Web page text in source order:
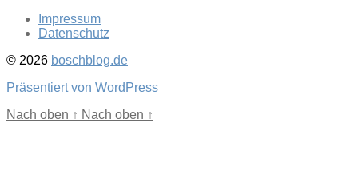
Impressum
Datenschutz
© 2026 boschblog.de
Präsentiert von WordPress
Nach oben ↑ Nach oben ↑